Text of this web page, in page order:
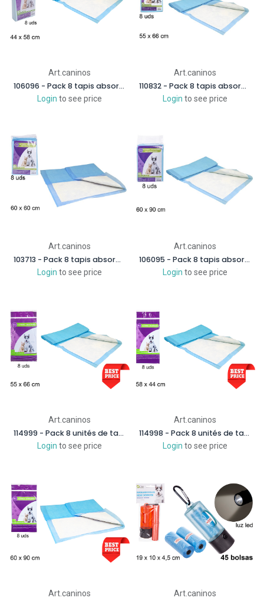
Art.caninos
106096 - Pack 8 tapis absorbant antidérapant pour animaux de compagnie 44x58 cm
Login to see price
Art.caninos
110832 - Pack 8 tapis absorbant antidérapant pour animaux de compagnie 55x66 cm
Login to see price
Art.caninos
103713 - Pack 8 tapis absorbant antidérapant pour animaux de compagnie 60x60 cm
Login to see price
Art.caninos
106095 - Pack 8 tapis absorbants antidérapants pour animaux de compagnie 60x90 cm
Login to see price
Art.caninos
114999 - Pack 8 unités de tapis absorbant pour animaux de compagnie sac 55x66 cm
Login to see price
Art.caninos
114998 - Pack 8 unités de tapis absorbant pour animaux de compagnie sac 58x44 cm
Login to see price
Art.caninos Art.caninos